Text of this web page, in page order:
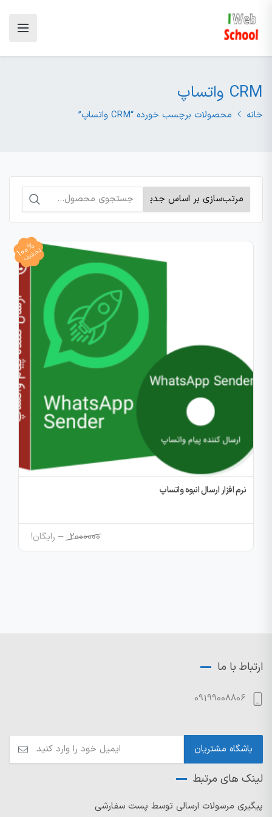
CRM واتساپ
خانه محصولات برچسب خورده “CRM واتساپ”
جستجو
برای:
100%
تخفیف
نرم افزار ارسال انبوه واتساپ
2000000
– رایگان!محدوده
قیمت:
ارتباط با ما
09199008806
لینک های مرتبط
پیگیری مرسولات ارسالی توسط پست سفارشی